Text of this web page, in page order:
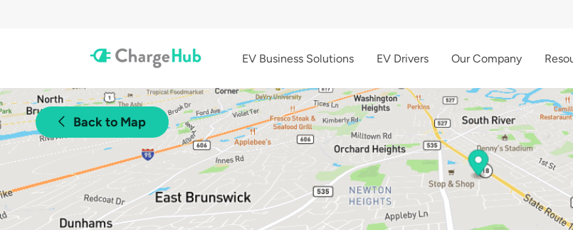
EV Business Solutions EV Drivers Our Company
Back to Map